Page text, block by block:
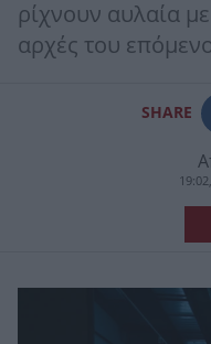
ρίχνουν αυλαία
αρχές του
SHARE